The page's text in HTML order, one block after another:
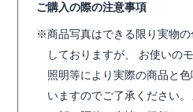
ご購入の際の注意事項
商品写真はできる限り実物
しておりますが、 お使いの
照明等により実際の商品と
いますのでご了承ください。